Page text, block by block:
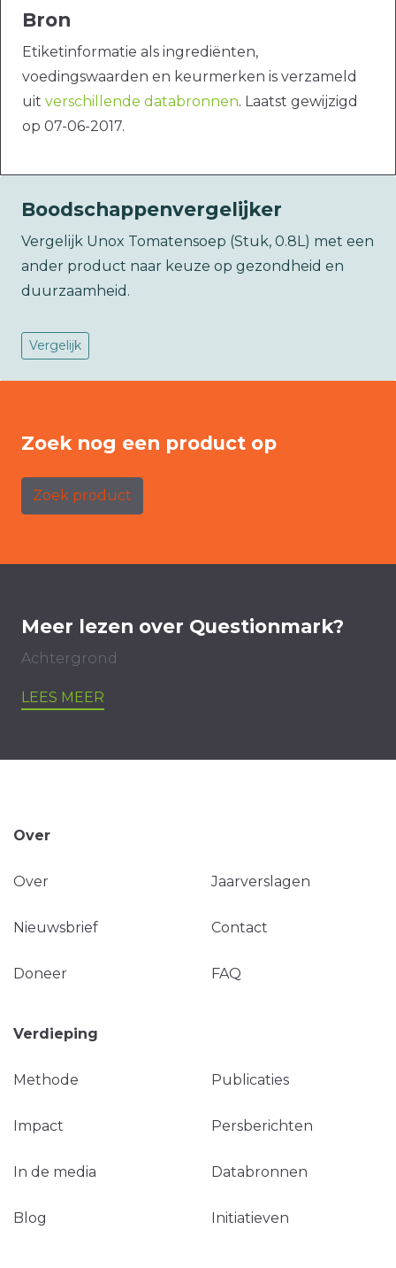
Bron
Etiketinformatie als ingrediënten,
voedingswaarden en keurmerken is verzameld
uit verschillende databronnen. Laatst gewijzigd
op 07-06-2017.
Boodschappenvergelijker
Vergelijk Unox Tomatensoep (Stuk, 0.8L) met een
ander product naar keuze op gezondheid en
duurzaamheid.
Vergelijk
Zoek nog een product op
Zoek product
Meer lezen over Questionmark?
Achtergrond
LEES MEER
Over
Over Jaarverslagen
Nieuwsbrief Contact
Doneer FAQ
Verdieping
Methode Publicaties
Impact Persberichten
In de media Databronnen
Blog Initiatieven